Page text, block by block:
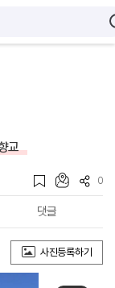
교
0
댓글
사진등록하기